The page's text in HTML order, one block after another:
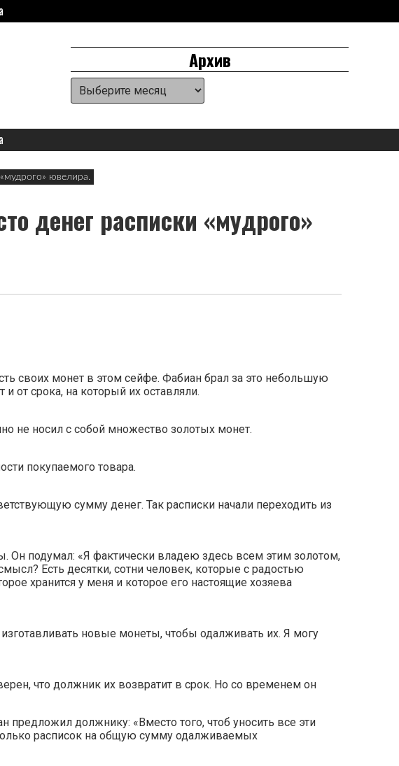
Header
Widget
Area
Архив
Архив
ювелира.
денег расписки «мудрого»
своих монет в этом сейфе. Фабиан брал за это небольшую
от срока, на который их оставляли.
не носил с собой множество золотых монет.
покупаемого товара.
сумму денег. Так расписки начали переходить из
Он подумал: «Я фактически владею здесь всем этим золотом,
Есть десятки, сотни человек, которые с радостью
хранится у меня и которое его настоящие хозяева
новые монеты, чтобы одалживать их. Я могу
что должник их возвратит в срок. Но со временем он
должнику: «Вместо того, чтоб уносить все эти
расписок на общую сумму одалживаемых